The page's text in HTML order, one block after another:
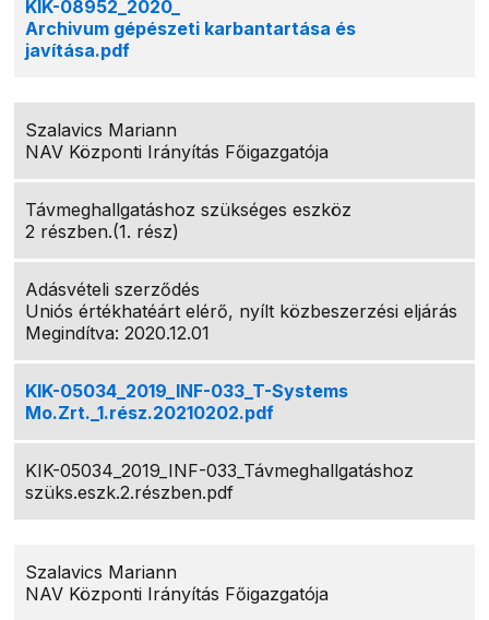
KIK-08952_2020_
Archivum gépészeti karbantartása és
javítása.pdf
Szalavics Mariann
NAV Központi Irányítás Főigazgatója
Távmeghallgatáshoz szükséges eszköz
2 részben.(1. rész)
Adásvételi szerződés
Uniós értékhatéárt elérő, nyílt közbeszerzési eljárás
Megindítva: 2020.12.01
KIK-05034_2019_INF-033_T-Systems
Mo.Zrt._1.rész.20210202.pdf
KIK-05034_2019_INF-033_Távmeghallgatáshoz
szüks.eszk.2.részben.pdf
Szalavics Mariann
NAV Központi Irányítás Főigazgatója